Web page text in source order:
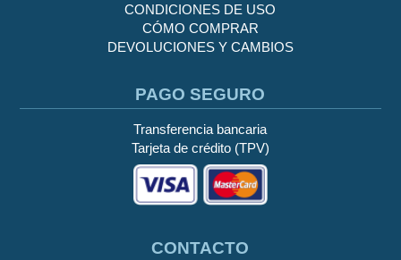
CONDICIONES DE USO
CÓMO COMPRAR
DEVOLUCIONES Y CAMBIOS
PAGO SEGURO
Transferencia bancaria
Tarjeta de crédito (TPV)
CONTACTO